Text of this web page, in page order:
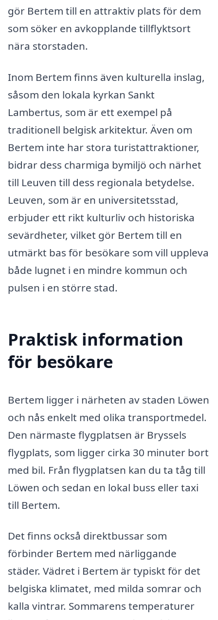
gör Bertem till en attraktiv plats för dem
som söker en avkopplande tillflyktsort
nära storstaden.
Inom Bertem finns även kulturella inslag,
såsom den lokala kyrkan Sankt
Lambertus, som är ett exempel på
traditionell belgisk arkitektur. Även om
Bertem inte har stora turistattraktioner,
bidrar dess charmiga bymiljö och närhet
till Leuven till dess regionala betydelse.
Leuven, som är en universitetsstad,
erbjuder ett rikt kulturliv och historiska
sevärdheter, vilket gör Bertem till en
utmärkt bas för besökare som vill uppleva
både lugnet i en mindre kommun och
pulsen i en större stad.
Praktisk information
för besökare
Bertem ligger i närheten av staden Löwen
och nås enkelt med olika transportmedel.
Den närmaste flygplatsen är Bryssels
flygplats, som ligger cirka 30 minuter bort
med bil. Från flygplatsen kan du ta tåg till
Löwen och sedan en lokal buss eller taxi
till Bertem.
Det finns också direktbussar som
förbinder Bertem med närliggande
städer. Vädret i Bertem är typiskt för det
belgiska klimatet, med milda somrar och
kalla vintrar. Sommarens temperaturer